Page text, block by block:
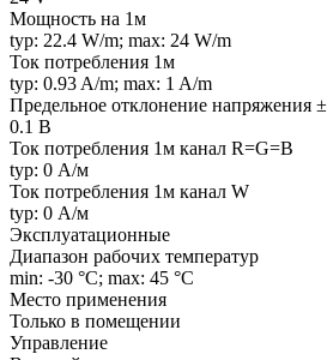
Мощность на 1м
typ: 22.4 W/m; max: 24 W/m
Ток потребления 1м
typ: 0.93 A/m; max: 1 A/m
Предельное отклонение напряжения ±
0.1 В
Ток потребления 1м канал R=G=B
typ: 0 А/м
Ток потребления 1м канал W
typ: 0 А/м
Эксплуатационные
Диапазон рабочих температур
min: -30 °C; max: 45 °C
Место применения
Только в помещении
Управление